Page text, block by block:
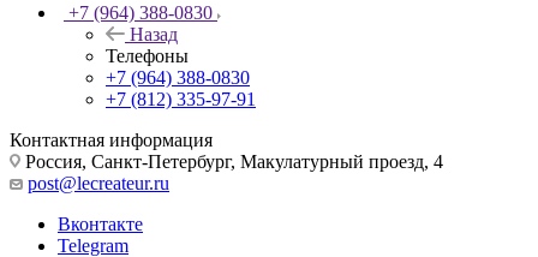
+7 (964) 388-0830
Назад
Телефоны
+7 (964) 388-0830
+7 (812) 335-97-91
Контактная информация
Россия, Санкт-Петербург, Макулатурный проезд, 4
post@lecreateur.ru
Вконтакте
Telegram